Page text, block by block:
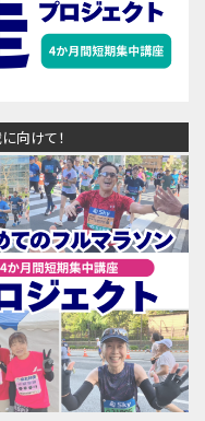
向けて！